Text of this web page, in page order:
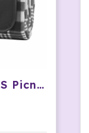
MacBlanket GRS Picnic Blanket picknickkleed